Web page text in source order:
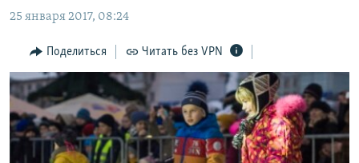
главной
навигации
Вернутся
поиску
11 ЛЕТ ОККУПАЦИИ КРЫМА. 11 ИСТОРИЙ СОПРОТИВЛЕНИЯ
ЕЩЕ
ИНТЕРАКТИВ
ИНФОГРАФИКА
ТЕЛЕПРОЕКТ КРЫМ.РЕАЛИИ
СОВЕТЫ ПРАВОЗАЩИТНИКОВ
РАДІО СВОБОДА
КАК ОБОЙТИ БЛОКИРОВКУ
Українською
Qırımtatar
25 января 2017, 08:24
Поделиться Читать без VPN